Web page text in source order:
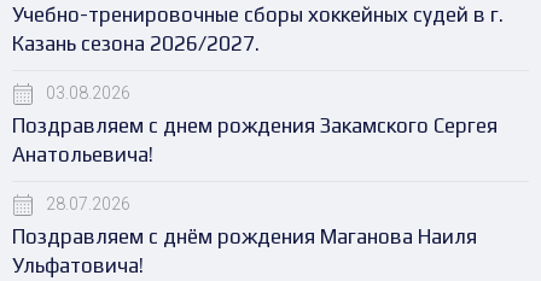
Учебно-тренировочные сборы хоккейных судей в г.
Казань сезона 2026/2027.
03.08.2026
Поздравляем с днем рождения Закамского Сергея
Анатольевича!
28.07.2026
Поздравляем с днём рождения Маганова Наиля
Ульфатовича!